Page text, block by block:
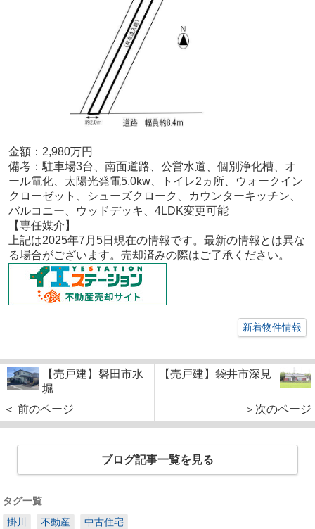
金額：2,980万円
備考： 駐車場3台、南面道路、公営水道、個別浄化槽、オ
ール電化、太陽光発電5.0kw、トイレ2ヵ所、ウォークイン
クローゼット、シューズクローク、カウンターキッチン、
バルコニー、ウッドデッキ、4LDK変更可能
【専任媒介 】
上記は2025年7 月5日現在の情報です。最新の情報とは異な
る場合がございます。売却済みの際はご了承ください。
新着物件情報
【売戸建】磐田市水
堀
＜ 前のページ
【売戸建】袋井市深見
＞次のページ
ブログ記事一覧を見る
タグ一覧
掛川
不動産 中古住宅